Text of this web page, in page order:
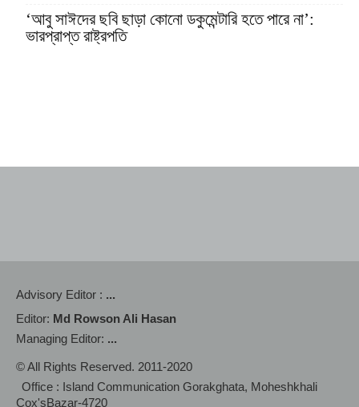
‘আবু সাঈদের ছবি ছাড়া কোনো ডকুমেন্টারি হতে পারে না’:
ভারপ্রাপ্ত রাষ্ট্রপতি
Advisory Editor : ...
Editor: Md Rowson Ali Hasan
Managing Editor: ...
© All Rights Reserved. 2011-2020
Office : Island Communication Gorakghata, Moheshkhali
Cox'sBazar-4720